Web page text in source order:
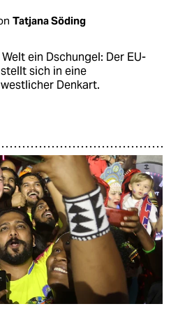
Tatjana Söding
ein Dschungel: Der EU-
sich in eine
Denkart.